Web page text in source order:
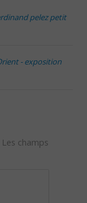
pelez petit
- exposition
Les champs